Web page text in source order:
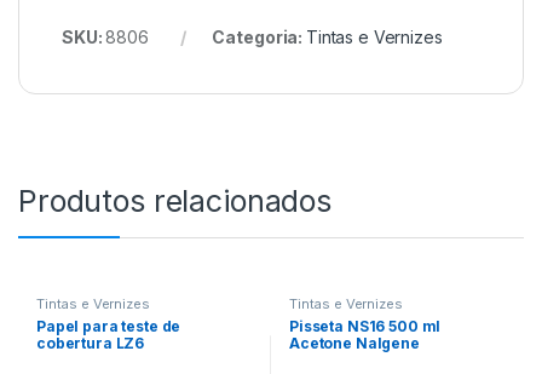
SKU:8806 Categoria: Tintas e Vernizes
Produtos relacionados
Tintas e Vernizes
Papel para teste de
cobertura LZ6
Tintas e Vernizes
Pisseta NS16 500 ml
Acetone Nalgene